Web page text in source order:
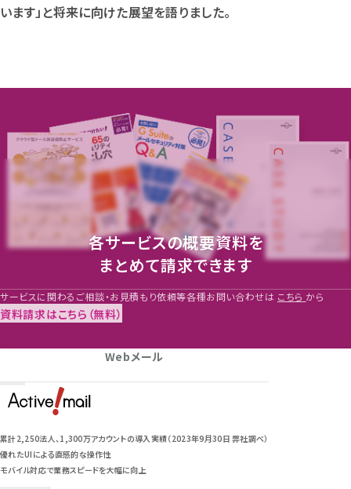
います」と将来に向けた展望を語りました。
各サービスの概要資料を
まとめて請求できます
資料請求はこちら（無料）
各サービスの概要資料を
まとめて請求できます
サービスに関わるご相談・お見積もり依頼等各種お問い合わせは こちら から
資料請求はこちら（無料）
Webメール
累計2,250法人、1,300万アカウントの導入実績（2023年9月30日 弊社調べ）
優れたUIによる直感的な操作性
モバイル対応で業務スピードを大幅に向上